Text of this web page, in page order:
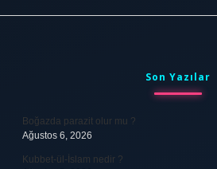
Son Yazılar
Boğazda parazit olur mu ?
Ağustos 6, 2026
Kubbet-ül-İslam nedir ?